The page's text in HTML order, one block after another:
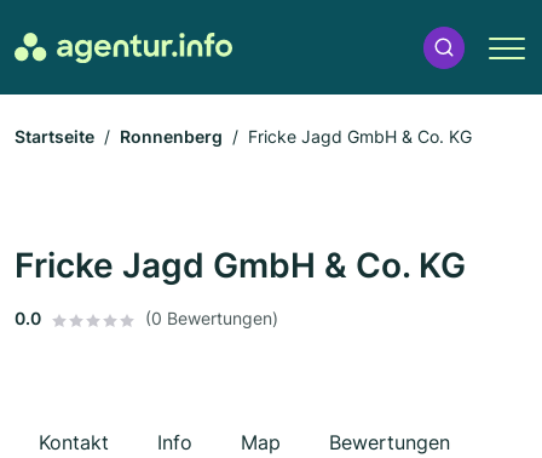
Startseite Ronnenberg Fricke Jagd GmbH & Co. KG
Fricke Jagd GmbH & Co. KG
0.0 (0 Bewertungen)
Kontakt Info Map Bewertungen